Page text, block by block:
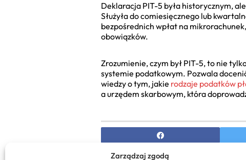
Zarządzaj zgodą
Deklaracja PIT-5 była historycznym,
Służyła do comiesięcznego lub
bezpośrednich wpłat na
obowiązków.
Zrozumienie, czym był PIT-5, to nie
systemie podatkowym. Pozwala
wiedzy o tym, jakie rodzaje podatków
a urzędem skarbowym, która